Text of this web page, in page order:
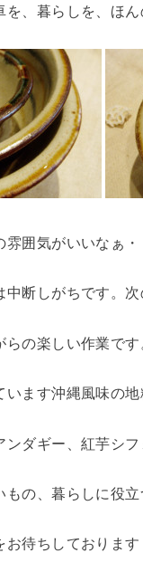
を、暮らしを、ほ
雰囲気がいいなぁ
中断しがちです。
らの楽しい作業で
います沖縄風味の
ンダギー、紅芋シ
もの、暮らしに役
お待ちしております